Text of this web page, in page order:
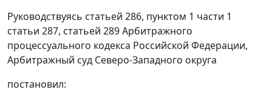
Руководствуясь статьей 286, пунктом 1 части 1
статьи 287, статьей 289Арбитражного
процессуального кодекса Российской Федерации,
Арбитражный суд Северо-Западного округа
постановил: